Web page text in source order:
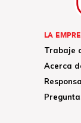
LA
Trabaje
Acerca